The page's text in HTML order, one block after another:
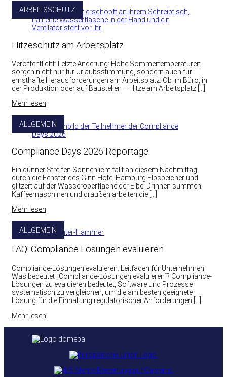
ARBEITSSCHUTZ
Hitzeschutz am Arbeitsplatz
Veröffentlicht: Letzte Änderung: Hohe Sommertemperaturen
sorgen nicht nur für Urlaubsstimmung, sondern auch für
ernsthafte Herausforderungen am Arbeitsplatz. Ob im Büro, in
der Produktion oder auf Baustellen – Hitze am Arbeitsplatz […]
Mehr lesen
ALLGEMEIN
Compliance Days 2026 Reportage
Ein dünner Streifen Sonnenlicht fällt an diesem Nachmittag
durch die Fenster des Ginn Hotel Hamburg Elbspeicher und
glitzert auf der Wasseroberfläche der Elbe. Drinnen summen
Kaffeemaschinen und draußen arbeiten die […]
Mehr lesen
ALLGEMEIN
FAQ: Compliance Lösungen evaluieren
Compliance-Lösungen evaluieren: Leitfaden für Unternehmen
Was bedeutet „Compliance-Lösungen evaluieren“? Compliance-
Lösungen zu evaluieren bedeutet, Software und Prozesse
systematisch zu vergleichen, um die am besten geeignete
Lösung für die Einhaltung regulatorischer Anforderungen […]
Mehr lesen